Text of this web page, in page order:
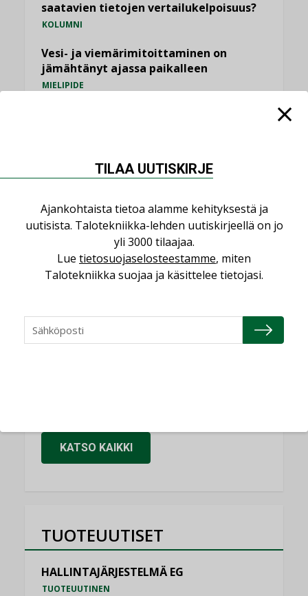
saatavien tietojen vertailukelpoisuus?
KOLUMNI
Vesi- ja viemärimitoittaminen on
jämähtänyt ajassa paikalleen
MIELIPIDE
NIMITYKSET
Consti
NIMITYKSET
NIMITYKSET
Granlund Oy
KATSO KAIKKI
TUOTEUUTISET
HALLINTAJÄRJESTELMÄ EG
TUOTEUUTINEN
TILAA UUTISKIRJE
Ajankohtaista tietoa alamme kehityksestä ja
uutisista. Talotekniikka-lehden uutiskirjeellä on jo
yli 3000 tilaajaa.
Lue tietosuojaselosteestamme, miten
Talotekniikka suojaa ja käsittelee tietojasi.